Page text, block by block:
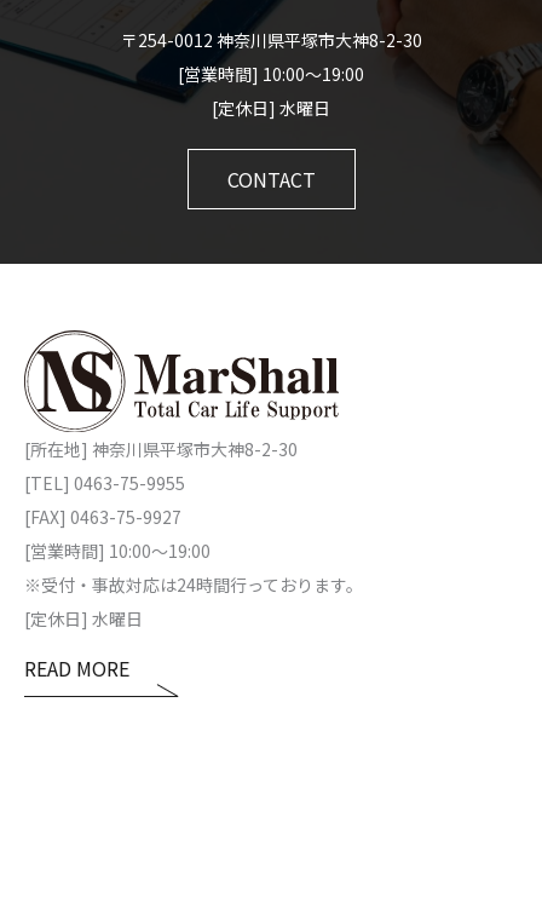
〒254-0012 神奈川県平塚市大神8-2-30
[営業時間] 10:00～19:00
[定休日] 水曜日
CONTACT
[所在地] 神奈川県平塚市大神8-2-30
[TEL] 0463-75-9955
[FAX] 0463-75-9927
[営業時間] 10:00～19:00
※受付・事故対応は24時間行っております。
[定休日] 水曜日
READ MORE